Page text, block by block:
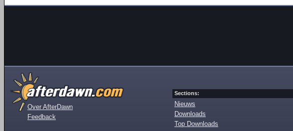
Over AfterDawn
Feedback
Sections:
Nieuws
Downloads
Top Downloads